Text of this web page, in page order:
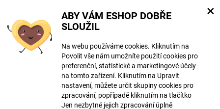
ABY VÁM ESHOP DOBŘE
SLOUŽIL
Na webu používáme cookies. Kliknutím na
Povolit vše nám umožníte použití cookies pro
preferenční, statistické a marketingové účely
na tomto zařízení. Kliknutím na Upravit
nastavení, můžete určit skupiny cookies pro
zpracování, popřípadě kliknutím na tlačítko
Jen nezbytné jejich zpracování úplně
×
Na tomto webu mohou být při tvorbě obsahu využívány nástroje umělé
inteligence. Více informacízde.
© Copyright ECLIPSERA s.r.o.
Všechna práva vyhrazena
Slovenská verze
HU
RO